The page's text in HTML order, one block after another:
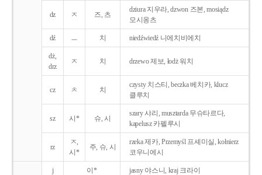
dz ㅈ 즈, 츠
dziura 지우라, dzwon 즈본, mosiądz
모시옹츠
dź ㅡ 치 niedźwiedź 니에치비에치
dż,
drz
ㅈ 치 drzewo 제보, łodż 워치
cz ㅊ 치
czysty 치스티, beczka 베치카, klucz
클루치
sz 시* 슈, 시
szary 샤리, musztarda 무슈타르다,
kapelusz 카펠루시
rz
ㅈ,
시*
주, 슈, 시
rzeka 제카, Przemyśl 프셰미실, kołnierz
코우니에시
j 이* jasny 야스니, kraj 크라이